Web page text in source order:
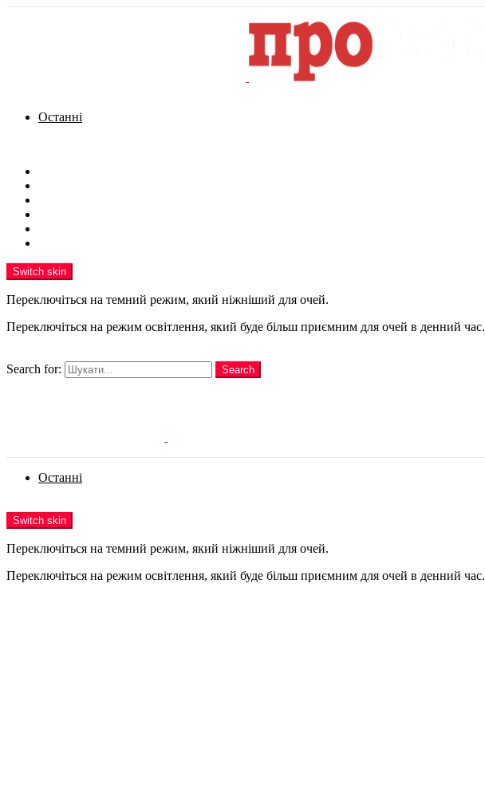
Останні
Switch skin
Переключіться на темний режим, який ніжніший для очей.
Переключіться на режим освітлення, який буде більш приємним для очей в денний час.
Search for:
Search
Останні
Switch skin
Переключіться на темний режим, який ніжніший для очей.
Переключіться на режим освітлення, який буде більш приємним для очей в денний час.